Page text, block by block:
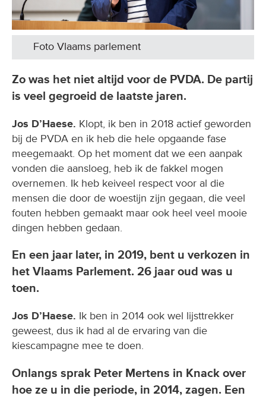
Foto Vlaams parlement
Zo was het niet altijd voor de PVDA. De partij
is veel gegroeid de laatste jaren.
Jos D’Haese. Klopt, ik ben in 2018 actief geworden
bij de PVDA en ik heb die hele opgaande fase
meegemaakt. Op het moment dat we een aanpak
vonden die aansloeg, heb ik de fakkel mogen
overnemen. Ik heb keiveel respect voor al die
mensen die door de woestijn zijn gegaan, die veel
fouten hebben gemaakt maar ook heel veel mooie
dingen hebben gedaan.
En een jaar later, in 2019, bent u verkozen in
het Vlaams Parlement. 26 jaar oud was u
toen.
Jos D’Haese. Ik ben in 2014 ook wel lijsttrekker
geweest, dus ik had al de ervaring van die
kiescampagne mee te doen.
Onlangs sprak Peter Mertens in Knack over
hoe ze u in die periode, in 2014, zagen. Een